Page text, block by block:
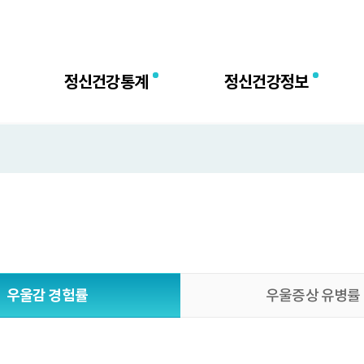
정신건강통계 정신건강정보
우울감 경험률 우울증상 유병률